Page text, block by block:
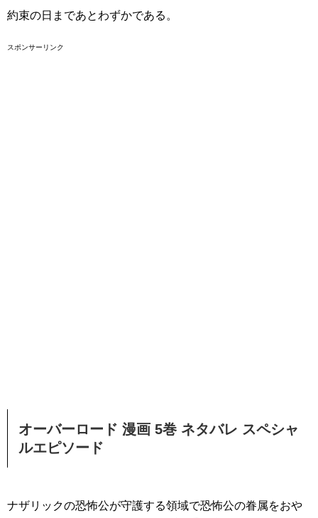
約束の日まであとわずかである。
スポンサーリンク
オーバーロード 漫画 5巻 ネタバレ スペシャ
ルエピソード
ナザリックの恐怖公が守護する領域で恐怖公の眷属をおや